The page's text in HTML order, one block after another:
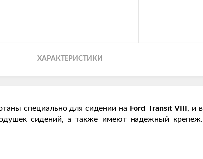
ХАРАКТЕРИСТИКИ
специально для сидений на Ford Transit VIII , и в
сидений, а также имеют надежный крепеж.